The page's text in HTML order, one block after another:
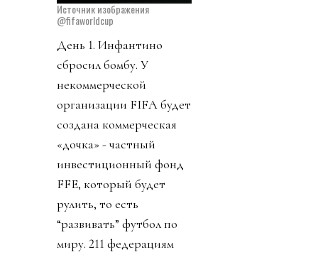
Источник изображения
@fifaworldcup
День 1. Инфантино
сбросил бомбу. У
некоммерческой
организации FIFA будет
создана коммерческая
«дочка» - частный
инвестиционный фонд
FFE, который будет
рулить, то есть
“развивать” футбол по
миру. 211 федерациям